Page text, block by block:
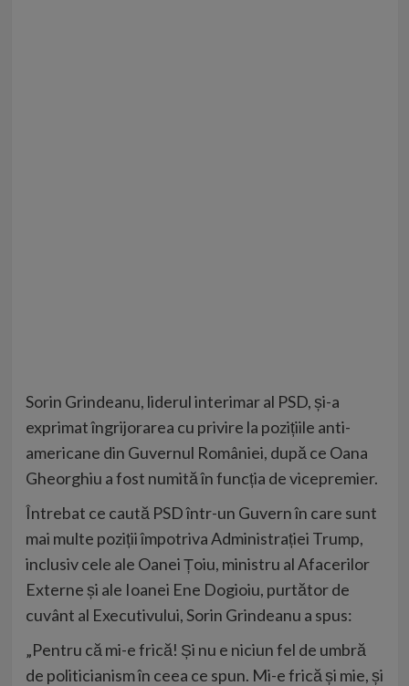
Sorin Grindeanu, liderul interimar al PSD, și-a
exprimat îngrijorarea cu privire la pozițiile anti-
americane din Guvernul României, după ce Oana
Gheorghiu a fost numită în funcția de vicepremier.
Întrebat ce caută PSD într-un Guvern în care sunt
mai multe poziții împotriva Administrației Trump,
inclusiv cele ale Oanei Țoiu, ministru al Afacerilor
Externe și ale Ioanei Ene Dogioiu, purtător de
cuvânt al Executivului, Sorin Grindeanu a spus:
„Pentru că mi-e frică! Și nu e niciun fel de umbră
de politicianism în ceea ce spun. Mi-e frică și mie, și